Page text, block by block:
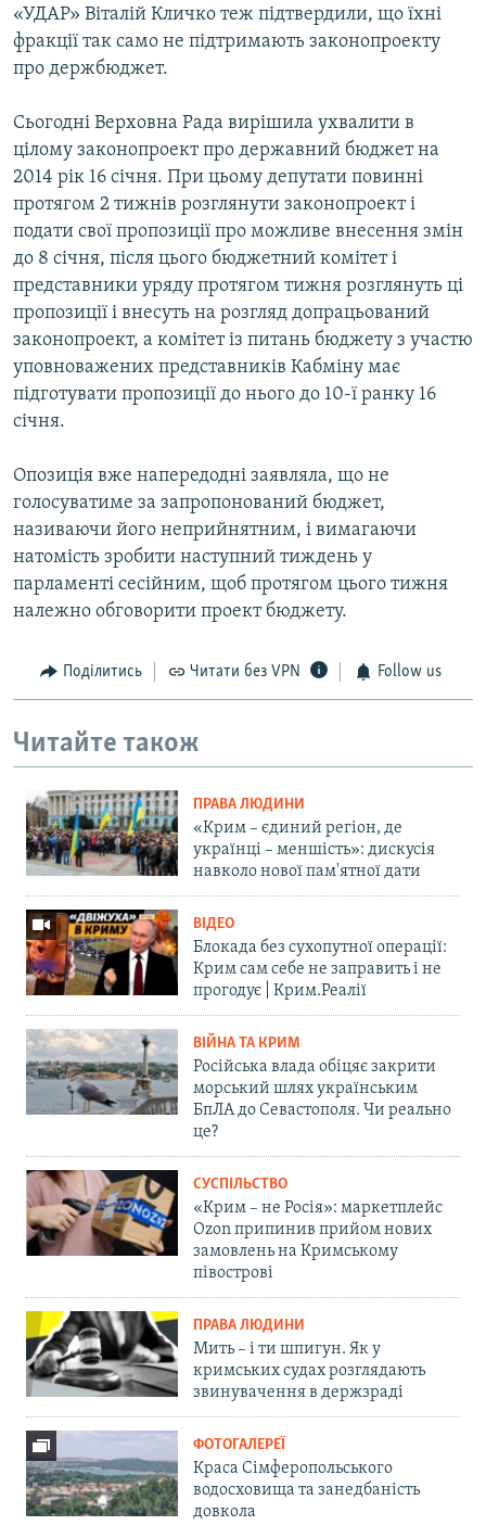
«УДАР» Віталій Кличко теж підтвердили, що їхні
фракції так само не підтримають законопроекту
про держбюджет.
Сьогодні Верховна Рада вирішила ухвалити в
цілому законопроект про державний бюджет на
2014 рік 16 січня. При цьому депутати повинні
протягом 2 тижнів розглянути законопроект і
подати свої пропозиції про можливе внесення змін
до 8 січня, після цього бюджетний комітет і
представники уряду протягом тижня розглянуть ці
пропозиції і внесуть на розгляд допрацьований
законопроект, а комітет із питань бюджету з участю
уповноважених представників Кабміну має
підготувати пропозиції до нього до 10-ї ранку 16
січня.
Опозиція вже напередодні заявляла, що не
голосуватиме за запропонований бюджет,
називаючи його неприйнятним, і вимагаючи
натомість зробити наступний тиждень у
парламенті сесійним, щоб протягом цього тижня
належно обговорити проект бюджету.
Поділитись Читати без VPN Follow us
Читайте також
ПРАВА ЛЮДИНИ
«Крим – єдиний регіон, де
українці – меншість»: дискусія
навколо нової пам'ятної дати
ВІДЕО
Блокада без сухопутної операції:
Крим сам себе не заправить і не
прогодує | Крим.Реалії
ВІЙНА ТА КРИМ
Російська влада обіцяє закрити
морський шлях українським
БпЛА до Севастополя. Чи реально
це?
СУСПІЛЬСТВО
«Крим – не Росія»: маркетплейс
Ozon припинив прийом нових
замовлень на Кримському
півострові
ПРАВА ЛЮДИНИ
Мить – і ти шпигун. Як у
кримських судах розглядають
звинувачення в держзраді
ФОТОГАЛЕРЕЇ
Краса Сімферопольського
водосховища та занедбаність
довкола